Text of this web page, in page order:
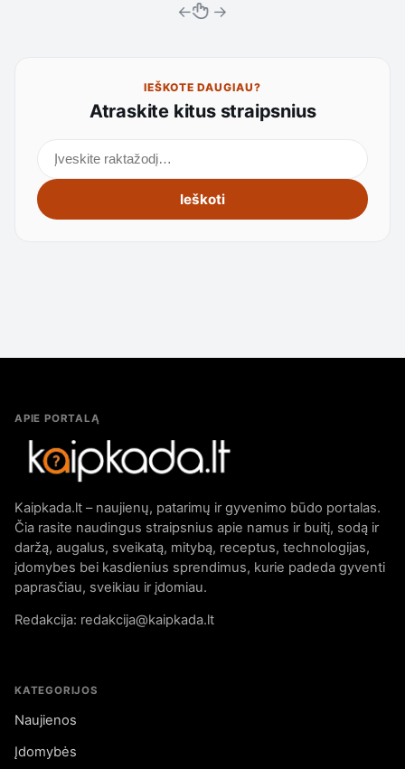
← →
IEŠKOTE DAUGIAU?
Atraskite kitus straipsnius
Ieškoti
APIE PORTALĄ
Kaipkada.lt – naujienų, patarimų ir gyvenimo būdo portalas.
Čia rasite naudingus straipsnius apie namus ir buitį, sodą ir
daržą, augalus, sveikatą, mitybą, receptus, technologijas,
įdomybes bei kasdienius sprendimus, kurie padeda gyventi
paprasčiau, sveikiau ir įdomiau.
Redakcija: redakcija@kaipkada.lt
KATEGORIJOS
Naujienos
Įdomybės